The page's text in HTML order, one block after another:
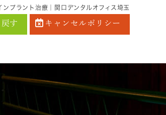
キャンセルポリシー
す
プラント治療｜関口デンタルオフィス埼玉